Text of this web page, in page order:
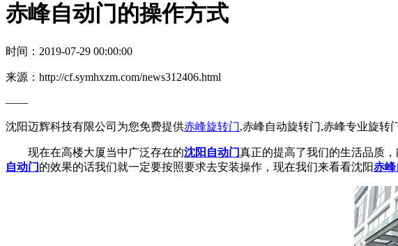
赤峰自动门的操作方式
时间：2019-07-29 00:00:00
来源：http://cf.symhxzm.com/news312406.html
——
沈阳迈辉科技有限公司为您免费提供赤峰旋转门,赤峰自动旋转门,赤峰专业旋转
现在在高楼大厦当中广泛存在的沈阳自动门真正的提高了我们的生活品质
自动门 的效果的话我们就一定要按照要求去安装操作，现在我们来看看沈阳赤峰